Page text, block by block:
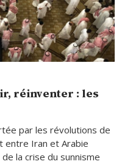
réinventer : les
par les révolutions de
entre Iran et Arabie
la crise du sunnisme